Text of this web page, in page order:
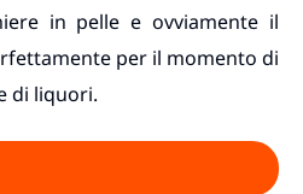
in pelle e ovviamente il
per il momento di
di liquori.